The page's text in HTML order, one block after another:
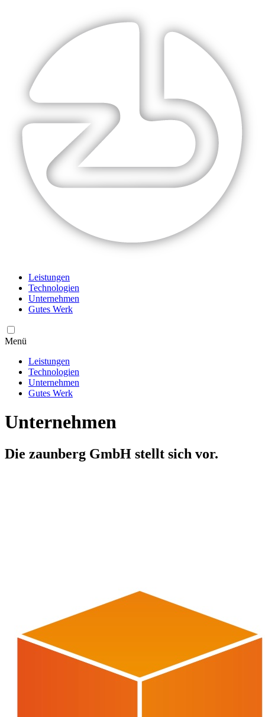
Leistungen
Technologien
Unternehmen
Gutes Werk
Menü
Leistungen
Technologien
Unternehmen
Gutes Werk
Unternehmen
Die zaunberg GmbH stellt sich vor.